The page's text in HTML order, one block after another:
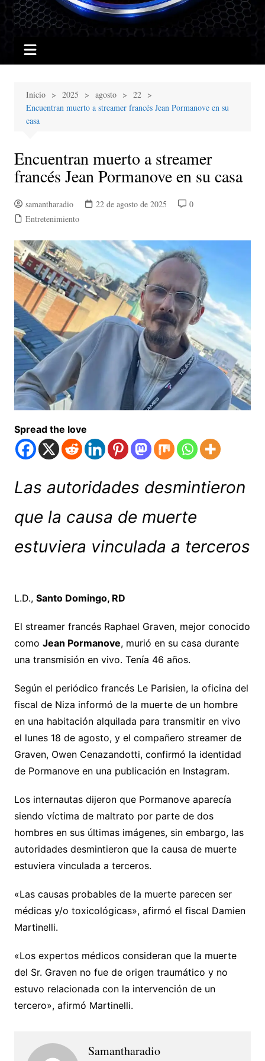
Inicio 2025 agosto
22
Encuentran muerto a streamer francés Jean Pormanove en su
casa
Encuentran muerto a streamer
francés Jean Pormanove en su casa
samantharadio 22 de agosto de 2025
0
Entretenimiento
Spread the love
Las autoridades desmintieron
que la causa de muerte
estuviera vinculada a terceros
L.D., Santo Domingo, RD
El streamer francés Raphael Graven, mejor conocido
como Jean Pormanove, murió en su casa durante
una transmisión en vivo. Tenía 46 años.
Según el periódico francés Le Parisien, la oficina del
fiscal de Niza informó de la muerte de un hombre
en una habitación alquilada para transmitir en vivo
el lunes 18 de agosto, y el compañero streamer de
Graven, Owen Cenazandotti, confirmó la identidad
de Pormanove en una publicación en Instagram.
Los internautas dijeron que Pormanove aparecía
siendo víctima de maltrato por parte de dos
hombres en sus últimas imágenes, sin embargo, las
autoridades desmintieron que la causa de muerte
estuviera vinculada a terceros.
«Las causas probables de la muerte parecen ser
médicas y/o toxicológicas», afirmó el fiscal Damien
Martinelli.
«Los expertos médicos consideran que la muerte
del Sr. Graven no fue de origen traumático y no
estuvo relacionada con la intervención de un
tercero», afirmó Martinelli.
Samantharadio